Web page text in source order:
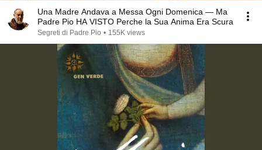
Una Madre Andava a Messa Ogni Domenica — Ma
Padre Pio HA VISTO Perche la Sua Anima Era Scura
Segreti di Padre Pio • 155K views